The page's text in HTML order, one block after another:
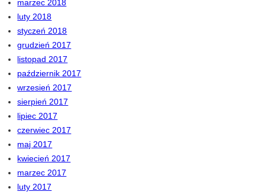
marzec 2018
luty 2018
styczeń 2018
grudzień 2017
listopad 2017
październik 2017
wrzesień 2017
sierpień 2017
lipiec 2017
czerwiec 2017
maj 2017
kwiecień 2017
marzec 2017
luty 2017